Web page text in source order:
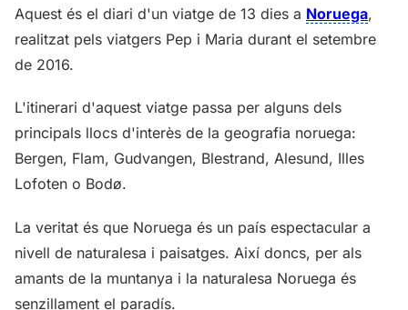
Aquest és el diari d'un viatge de 13 dies a Noruega,
realitzat pels viatgers Pep i Maria durant el setembre
de 2016.
L'itinerari d'aquest viatge passa per alguns dels
principals llocs d'interès de la geografia noruega:
Bergen, Flam, Gudvangen, Blestrand, Alesund, Illes
Lofoten o Bodø.
La veritat és que Noruega és un país espectacular a
nivell de naturalesa i paisatges. Així doncs, per als
amants de la muntanya i la naturalesa Noruega és
senzillament el paradís.